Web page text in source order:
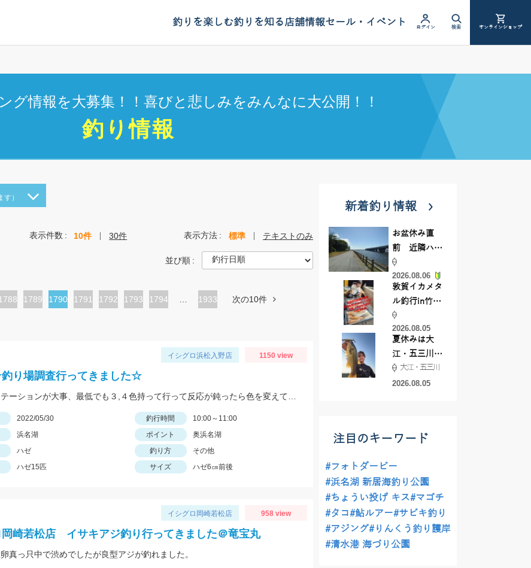
釣りを楽しむ釣りを知る店舗情報セール・イベント ログイン 検索 オンラインショップ
グ情報を大募集！！喜びと悲しみをみんなに大公開！！
釣り情報
）
表示件数 10件 30件 表示方法 標準 テキストのみ
並び順
ペ
1789
カ
ペ
1790
ペ
1791
ペ
1792
ペ
1793
ペ
1794 1933 次の10件
イシグロ浜松入野店 1150 view
り場調査行ってきました☆
2022/05/30 釣行時間
10:00～11:00
浜名湖 ポイント
奥浜名湖
ハゼ 釣り方
その他
ハゼ15匹 サイズ ハゼ6㎝前後
イシグロ岡崎若松店 958 view
岡崎若松店 イサキアジ釣り行ってきました＠竜宝丸
真っ只中で渋めでしたが良型アジが釣れました。
新着釣り情報
お盆休み直
前 近隣ハゼ
釣り場調査し
てきました
2026.08.06
敦賀イカメタ
ル釣行in竹宝
丸様 釣り方で
釣果が激変！
竿頭を取った
パターンと
は？
2026.08.05
夏休みは大
江・五三川で
バスフィッシ
ング♪
大江・五三川
2026.08.05
注目のキーワード
#フォトダービー
#浜名湖 新居海釣り公園
#ちょうい投げ キス#マゴチ
#タコ#鮎ルアー#サビキ釣り
#アジング#りんくう釣り護岸
#清水港 海づり公園